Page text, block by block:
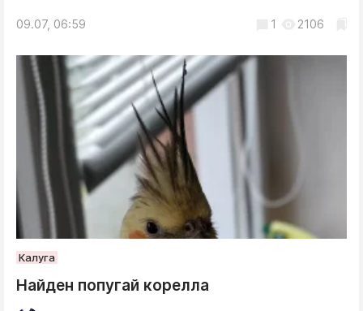
09.07, 06:59 1 2106
Калуга
Найден попугай корелла